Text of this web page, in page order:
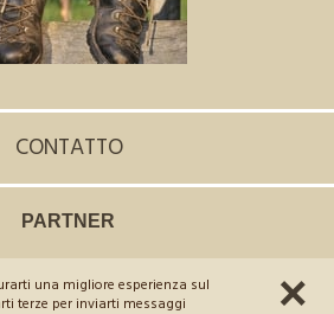
CONTATTO
PARTNER
IVA 02654970215.CIN: IT021106A1LXUGNIA5
una migliore esperienza sul
terze per inviarti messaggi